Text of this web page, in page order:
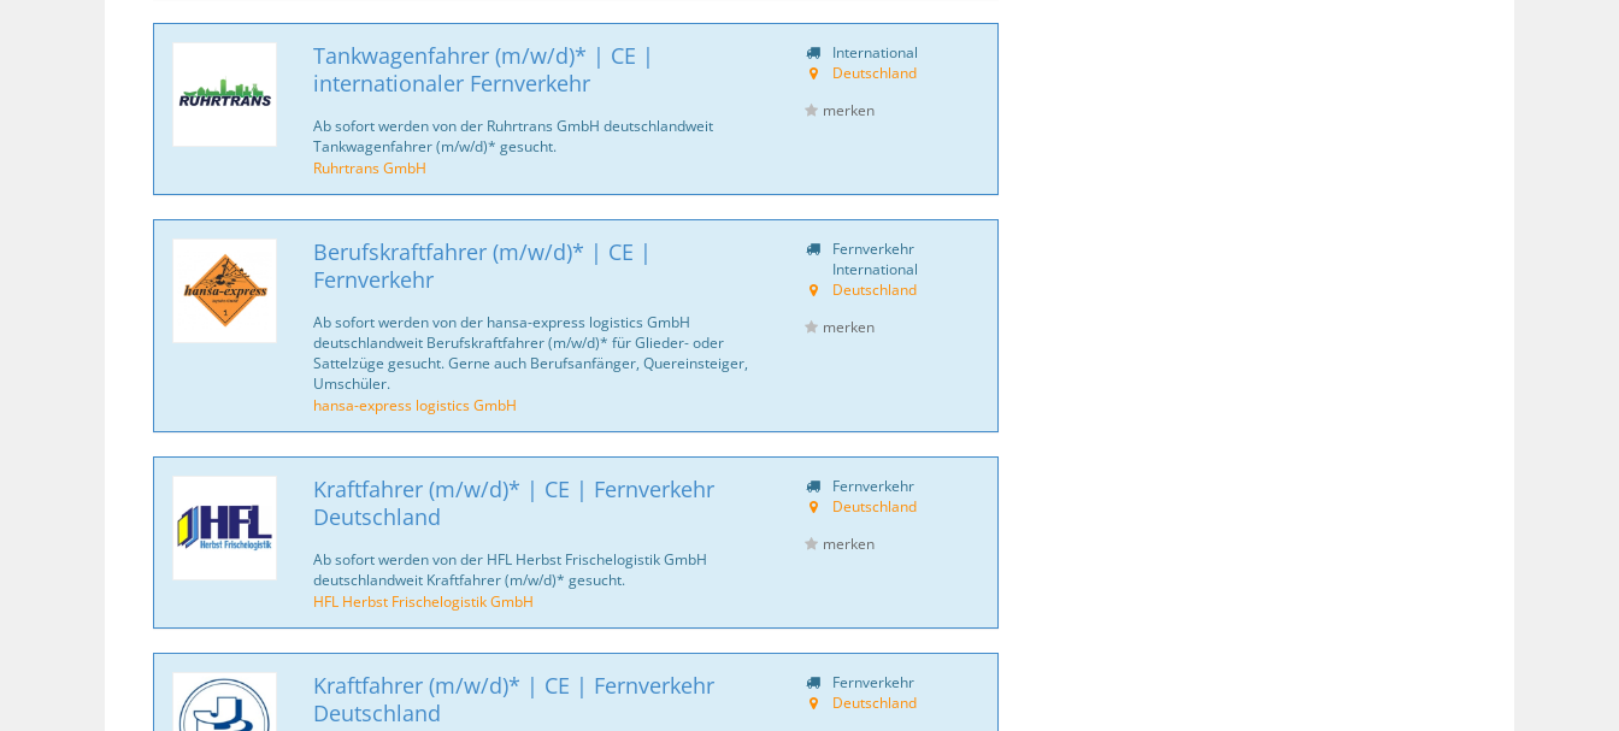
Tankwagenfahrer (m/w/d)* | CE |
internationaler Fernverkehr
Ab sofort werden von der Ruhrtrans GmbH deutschlandweit
Tankwagenfahrer (m/w/d)* gesucht.
Ruhrtrans GmbH
International
Deutschland
merken
Berufskraftfahrer (m/w/d)* | CE |
Fernverkehr
Ab sofort werden von der hansa-express logistics GmbH
deutschlandweit Berufskraftfahrer (m/w/d)* für Glieder- oder
Sattelzüge gesucht. Gerne auch Berufsanfänger, Quereinsteiger,
Umschüler.
hansa-express logistics GmbH
Fernverkehr
International
Deutschland
merken
Kraftfahrer (m/w/d)* | CE | Fernverkehr
Deutschland
Ab sofort werden von der HFL Herbst Frischelogistik GmbH
deutschlandweit Kraftfahrer (m/w/d)* gesucht.
HFL Herbst Frischelogistik GmbH
Fernverkehr
Deutschland
merken
Kraftfahrer (m/w/d)* | CE | Fernverkehr
Deutschland
Fernverkehr
Deutschland